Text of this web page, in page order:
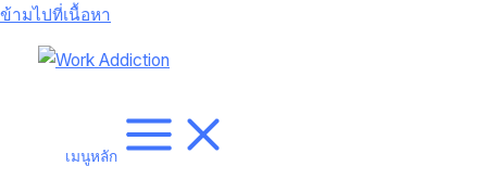
ข้ามไปที่เนื้อหา
เมนูหลัก